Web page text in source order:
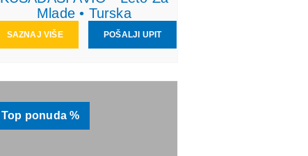
Mlade • Turska
SAZNAJ VIŠE POŠALJI UPIT
Top ponuda %